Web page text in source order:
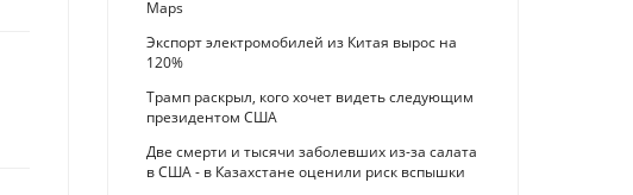
Maps
Экспорт электромобилей из Китая вырос на
120%
Трамп раскрыл, кого хочет видеть следующим
президентом США
Две смерти и тысячи заболевших из-за салата
в США - в Казахстане оценили риск вспышки